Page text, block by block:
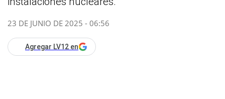
23 DE JUNIO DE 2025 - 06:56
Agregar LV12 en